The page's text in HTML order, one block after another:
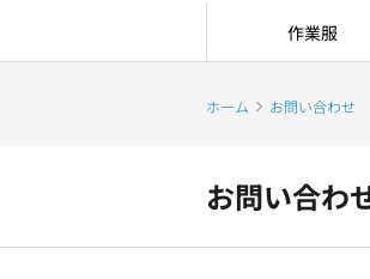
作業服
ホーム お問い合わせ
お問い合わ